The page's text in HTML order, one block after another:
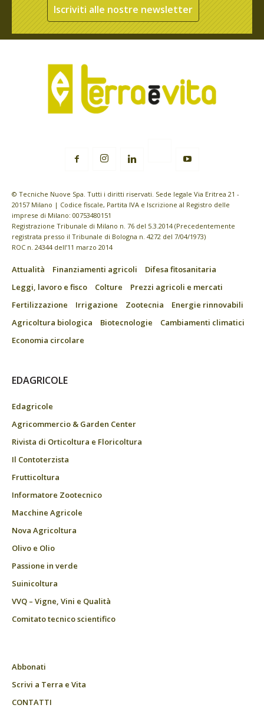
Iscriviti alle nostre newsletter
© Tecniche Nuove Spa. Tutti i diritti riservati. Sede legale Via Eritrea 21 -
20157 Milano | Codice fiscale, Partita IVA e Iscrizione al Registro delle
imprese di Milano: 00753480151
Registrazione Tribunale di Milano n. 76 del 5.3.2014 (Precedentemente
registrata presso il Tribunale di Bologna n. 4272 del 7/04/1973)
ROC n. 24344 dell’11 marzo 2014
Attualità Finanziamenti agricoli
Difesa fitosanitaria
Leggi, lavoro e fisco
Colture
Prezzi agricoli e mercati
Fertilizzazione
Irrigazione Zootecnia
Energie rinnovabili
Agricoltura biologica
Biotecnologie
Cambiamenti climatici
Economia circolare
EDAGRICOLE
Edagricole
Agricommercio & Garden Center
Rivista di Orticoltura e Floricoltura
Il Contoterzista
Frutticoltura
Informatore Zootecnico
Macchine Agricole
Nova Agricoltura
Olivo e Olio
Passione in verde
Suinicoltura
VVQ – Vigne, Vini e Qualità
Comitato tecnico scientifico
Abbonati
Scrivi a Terra e Vita
CONTATTI